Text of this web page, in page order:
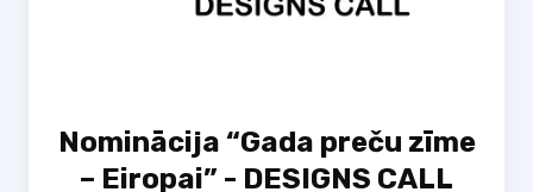
Nominācija “Gada preču zīme
– Eiropai” - DESIGNS CALL